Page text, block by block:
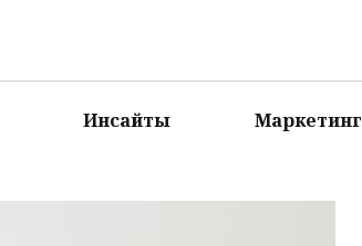
Инсайты Маркетинг